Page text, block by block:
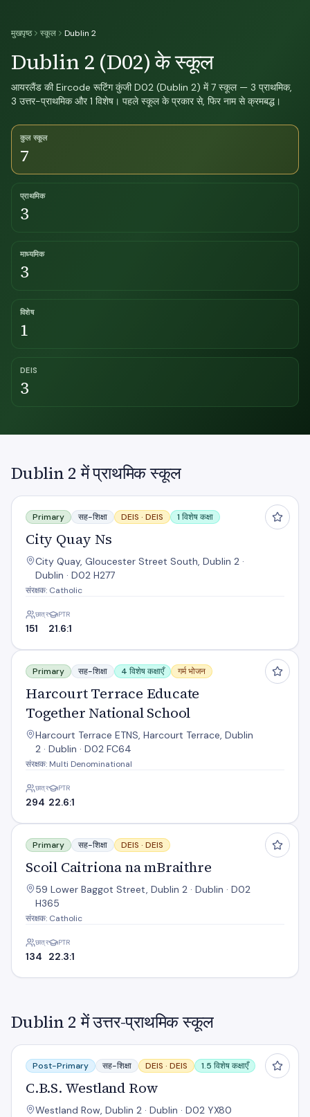
मुखपृष्ठ स्कूल Dublin 2
Dublin 2 (D02) के स्कूल
आयरलैंड की Eircode रूटिंग कुंजी D02 (Dublin 2) में 7 स्कूल — 3 प्राथमिक,
3 उत्तर-प्राथमिक और 1 विशेष। पहले स्कूल के प्रकार से, फिर नाम से क्रमबद्ध।
कुल स्कूल
7
प्राथमिक
3
माध्यमिक
3
विशेष
1
DEIS
3
Dublin 2 में प्राथमिक स्कूल
City Quay Ns
Primary सह-शिक्षा DEIS · DEIS 1 विशेष कक्षा
City Quay Ns
City Quay, Gloucester Street South, Dublin 2 ·
Dublin · D02 H277
संरक्षक: Catholic
छात्र
151
PTR
21.6:1
Harcourt Terrace Educate Together National School
Primary सह-शिक्षा 4 विशेष कक्षाएँ गर्म भोजन
Harcourt Terrace Educate
Together National School
Harcourt Terrace ETNS, Harcourt Terrace, Dublin
2 · Dublin · D02 FC64
संरक्षक: Multi Denominational
छात्र
294
PTR
22.6:1
Scoil Caitriona na mBraithre
Primary सह-शिक्षा DEIS · DEIS
Scoil Caitriona na mBraithre
59 Lower Baggot Street, Dublin 2 · Dublin · D02
H365
संरक्षक: Catholic
छात्र
134
PTR
22.3:1
Dublin 2 में उत्तर-प्राथमिक स्कूल
C.B.S. Westland Row
Post-Primary सह-शिक्षा DEIS · DEIS 1.5 विशेष कक्षाएँ
C.B.S. Westland Row
Westland Row, Dublin 2 · Dublin · D02 YX80